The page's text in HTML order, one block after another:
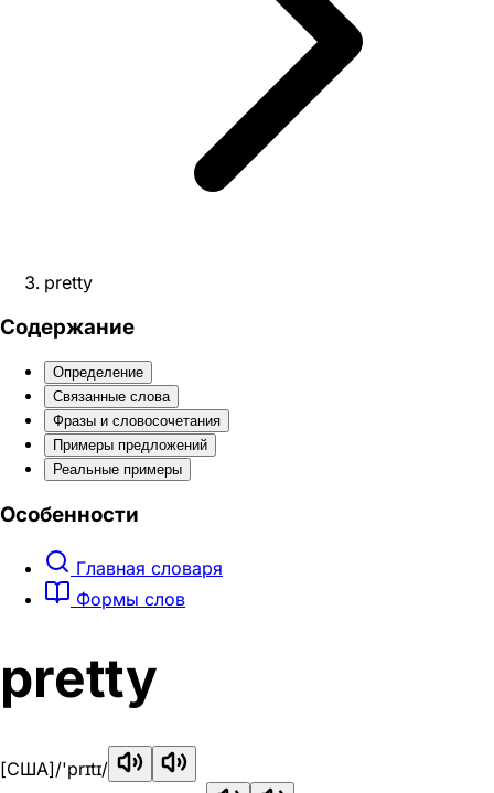
pretty
Содержание
Определение
Связанные слова
Фразы и словосочетания
Примеры предложений
Реальные примеры
Особенности
Главная словаря
Формы слов
pretty
[США]/'prɪtɪ/